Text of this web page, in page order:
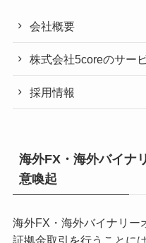
会社概要
株式会社5coreのサー
採用情報
海外FX・海外バイナ
意喚起
海外FX・海外バイナリー
証拠金取引を行うことに